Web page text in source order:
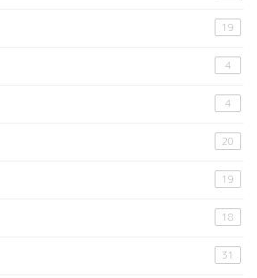
19
4
4
20
19
18
31